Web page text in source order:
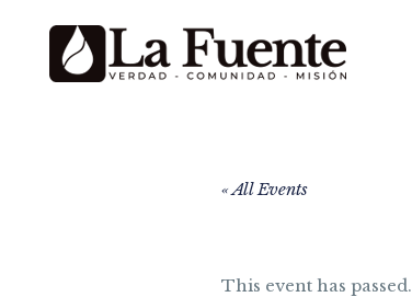
« All Events
This event has passed.